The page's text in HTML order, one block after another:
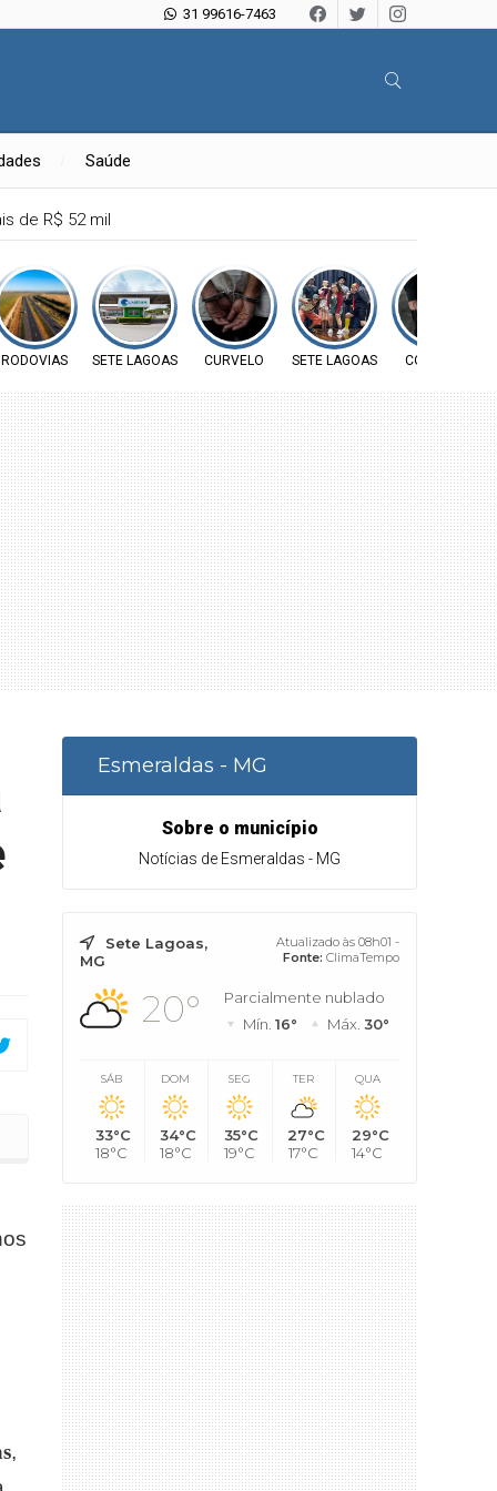
31 99616-7463
Saúde
de R$ 52 mil
RODOVIAS SETE LAGOAS CURVELO SETE LAGOAS CORINTO
de Esmeraldas
,
Esmeraldas - MG
Sobre o município
Notícias de Esmeraldas - MG
Sete Lagoas,
MG
Atualizado às 08h01 -
Fonte: ClimaTempo
20°
Parcialmente nublado
Mín. 16° Máx. 30°
SÁB
33°C
18°C
DOM
34°C
18°C
SEG
35°C
19°C
TER
27°C
17°C
QUA
29°C
14°C